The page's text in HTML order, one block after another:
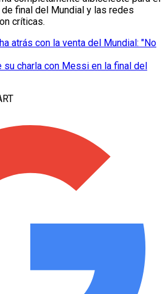
final del Mundial y las redes
críticas.
atrás con la venta del Mundial: "No
charla con Messi en la final del